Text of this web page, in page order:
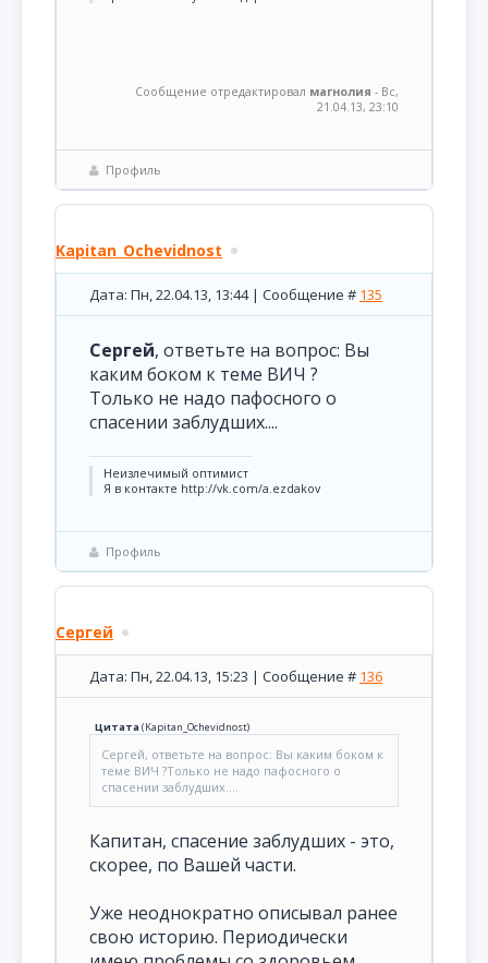
Сообщение отредактировал магнолия - Вс,
21.04.13, 23:10
Профиль
Kapitan_Ochevidnost
Дата: Пн, 22.04.13, 13:44 | Сообщение # 135
Сергей, ответьте на вопрос: Вы
каким боком к теме ВИЧ ?
Только не надо пафосного о
спасении заблудших....
Неизлечимый оптимист
Я в контакте http://vk.com/a.ezdakov
Профиль
Сергей
Дата: Пн, 22.04.13, 15:23 | Сообщение # 136
Цитата(Kapitan_Ochevidnost)
Сергей, ответьте на вопрос: Вы каким боком к
теме ВИЧ ?Только не надо пафосного о
спасении заблудших....
Капитан, спасение заблудших - это,
скорее, по Вашей части.
Уже неоднократно описывал ранее
свою историю. Периодически